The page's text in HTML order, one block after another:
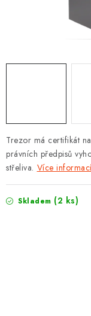
VELKOOBCHOD
STÁTNÍ INSTITUCE
AKTUALITY
Trezor má certifikát na
právních předpisů
střeliva. Více
Skladem (2 ks)